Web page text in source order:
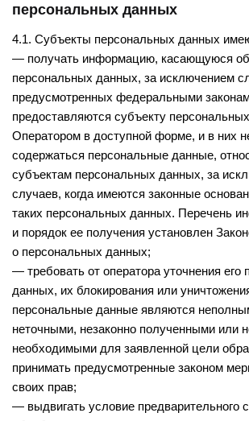
персональных данных
4.1. Субъекты персональных данных
— получать информацию, касающуюся
персональных данных, за исключением
предусмотренных федеральными
предоставляются субъекту
Оператором в доступной форме, и в них
содержаться персональные данные,
субъектам персональных данных, за
случаев, когда имеются законные
таких персональных данных. Перечень
и порядок ее получения установлен
о персональных данных;
— требовать от оператора уточнения его
данных, их блокирования или
персональные данные являются
неточными, незаконно полученными или
необходимыми для заявленной цели
принимать предусмотренные законом
своих прав;
— выдвигать условие предварительного